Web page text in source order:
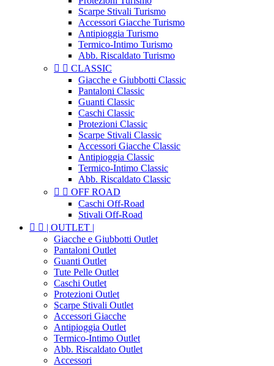
Scarpe Stivali Turismo
Accessori Giacche Turismo
Antipioggia Turismo
Termico-Intimo Turismo
Abb. Riscaldato Turismo
  CLASSIC
Giacche e Giubbotti Classic
Pantaloni Classic
Guanti Classic
Caschi Classic
Protezioni Classic
Scarpe Stivali Classic
Accessori Giacche Classic
Antipioggia Classic
Termico-Intimo Classic
Abb. Riscaldato Classic
  OFF ROAD
Caschi Off-Road
Stivali Off-Road
  | OUTLET |
Giacche e Giubbotti Outlet
Pantaloni Outlet
Guanti Outlet
Tute Pelle Outlet
Caschi Outlet
Protezioni Outlet
Scarpe Stivali Outlet
Accessori Giacche
Antipioggia Outlet
Termico-Intimo Outlet
Abb. Riscaldato Outlet
Accessori